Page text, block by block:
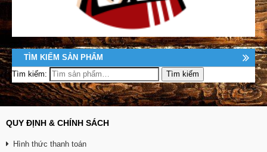
TÌM KIẾM SẢN PHẨM
Tìm kiếm:
QUY ĐỊNH & CHÍNH SÁCH
Hình thức thanh toán